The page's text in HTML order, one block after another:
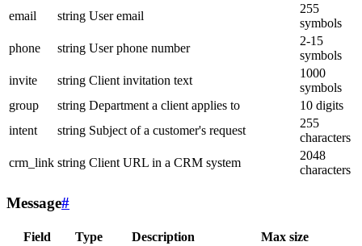
email
string User email
255
symbols
phone
string User phone number
2-15
symbols
invite
string Client invitation text
1000
symbols
group
string Department a client applies to
10 digits
intent
string Subject of a customer's request
255
characters
crm_link string Client URL in a CRM system
2048
characters
Message#
Field Type Description Max size